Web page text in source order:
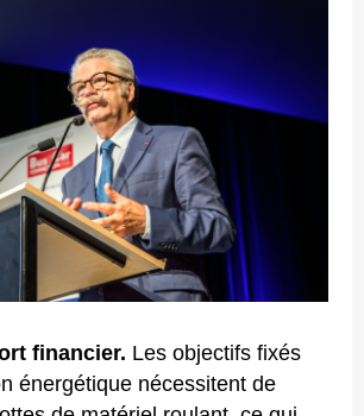
financier. Les objectifs fixés
énergétique nécessitent de